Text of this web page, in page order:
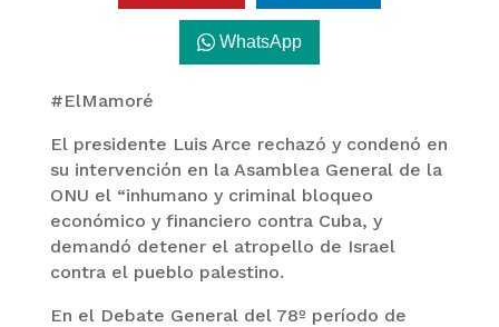
WhatsApp
#ElMamoré
El presidente Luis Arce rechazó y condenó en
su intervención en la Asamblea General de la
ONU el “inhumano y criminal bloqueo
económico y financiero contra Cuba, y
demandó detener el atropello de Israel
contra el pueblo palestino.
En el Debate General del 78º período de